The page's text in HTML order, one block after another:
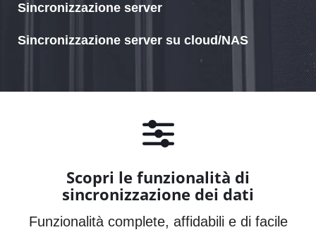
Sincronizzazione server
Mantieni tutti i dati sincronizzati tra i centri operativi critici.
Garantisci un'elevata disponibilità e un accesso ininterrotto
SCARICA LA PROVA GRATUITA
Sincronizzazione server su cloud/NAS
archivio su cloud direttamente da GoodSync Server.
disponibili programmi di installazione personalizzati per
Western Digital, Synology e altri dispositivi NAS basati su
SCARICA LA PROVA GRATUITA
Scopri le funzionalità di
sincronizzazione dei dati
Funzionalità complete, affidabili e di facile